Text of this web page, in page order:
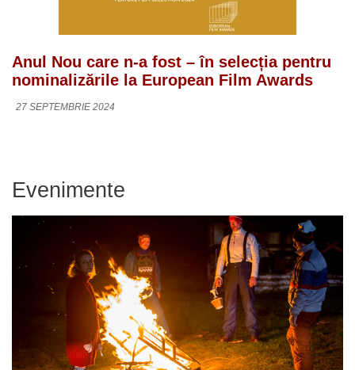
Anul Nou care n-a fost – în selecția pentru
nominalizările la European Film Awards
27 SEPTEMBRIE 2024
Evenimente